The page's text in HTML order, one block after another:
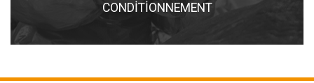
CONDITIONNEMENT